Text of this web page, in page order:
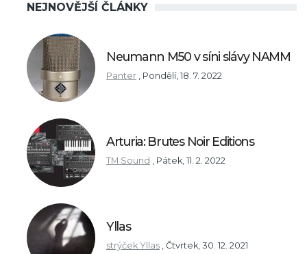
NEJNOVĚJŠÍ ČLÁNKY
Neumann M50 v síni slávy NAMM
Panter Pondělí, 18. 7. 2022
Arturia: Brutes Noir Editions
TM Sound Pátek, 11. 2. 2022
Yllas
strýček Yllas Čtvrtek, 30. 12. 2021